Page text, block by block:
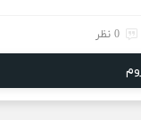
0 نظر